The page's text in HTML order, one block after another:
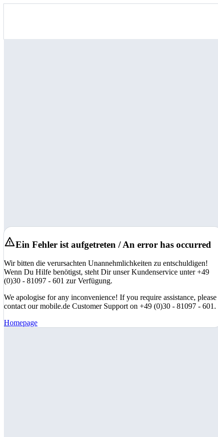
Ein Fehler ist aufgetreten / An error has occurred
Wir bitten die verursachten Unannehmlichkeiten zu entschuldigen!
Wenn Du Hilfe benötigst, steht Dir unser Kundenservice unter +49
(0)30 - 81097 - 601 zur Verfügung.
We apologise for any inconvenience! If you require assistance, please
contact our mobile.de Customer Support on +49 (0)30 - 81097 - 601.
Homepage